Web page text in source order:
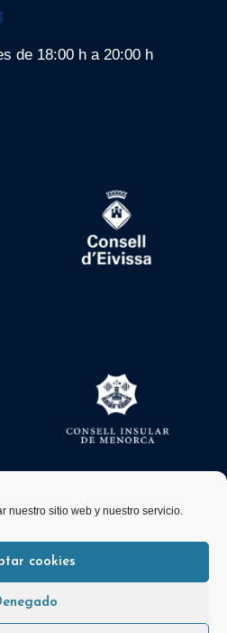
nuestro sitio web y nuestro servicio.
cookies
de 18:00 h a 20:00 h